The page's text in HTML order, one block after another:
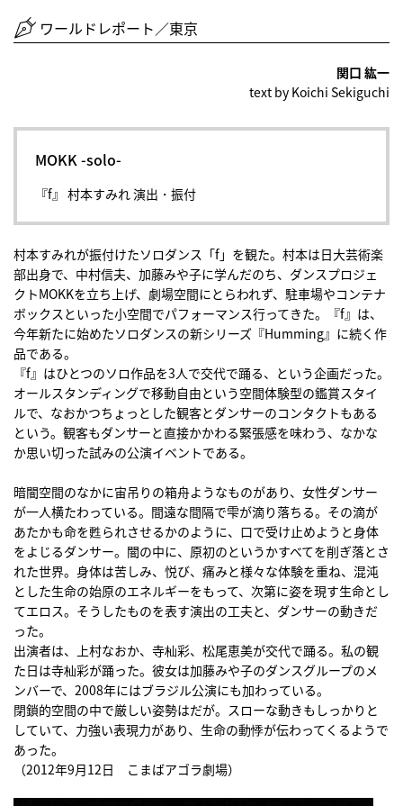
ワールドレポート／東京
関口 紘一
text by Koichi Sekiguchi
MOKK -solo-
『f』 村本すみれ 演出・振付
村本すみれが振付けたソロダンス「f」を観た。村本は日大芸術楽
部出身で、中村信夫、加藤みや子に学んだのち、ダンスプロジェ
クトMOKKを立ち上げ、劇場空間にとらわれず、駐車場やコンテナ
ボックスといった小空間でパフォーマンス行ってきた。『f』は、
今年新たに始めたソロダンスの新シリーズ『Humming』に続く作
品である。
『f』はひとつのソロ作品を3人で交代で踊る、という企画だった。
オールスタンディングで移動自由という空間体験型の鑑賞スタイ
ルで、なおかつちょっとした観客とダンサーのコンタクトもある
という。観客もダンサーと直接かかわる緊張感を味わう、なかな
か思い切った試みの公演イベントである。
暗闇空間のなかに宙吊りの箱舟ようなものがあり、女性ダンサー
が一人横たわっている。間遠な間隔で雫が滴り落ちる。その滴が
あたかも命を甦られさせるかのように、口で受け止めようと身体
をよじるダンサー。闇の中に、原初のというかすべてを削ぎ落とさ
れた世界。身体は苦しみ、悦び、痛みと様々な体験を重ね、混沌
とした生命の始原のエネルギーをもって、次第に姿を現す生命とし
てエロス。そうしたものを表す演出の工夫と、ダンサーの動きだ
った。
出演者は、上村なおか、寺杣彩、松尾恵美が交代で踊る。私の観
た日は寺杣彩が踊った。彼女は加藤みや子のダンスグループのメ
ンバーで、2008年にはブラジル公演にも加わっている。
閉鎖的空間の中で厳しい姿勢はだが。スローな動きもしっかりと
していて、力強い表現力があり、生命の動悸が伝わってくるようで
あった。
（2012年9月12日 こまばアゴラ劇場）